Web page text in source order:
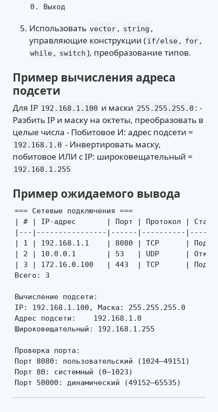
0. Выход
Использовать vector , string ,
управляющие конструкции (if/else , for ,
while , switch ), преобразование типов.
Пример вычисления адреса
подсети
Для IP 192.168.1.100 и маски 255.255.255.0 : -
Разбить IP и маску на октеты, преобразовать в
целые числа - Побитовое И: адрес подсети =
192.168.1.0 - Инвертировать маску,
побитовое ИЛИ с IP: широковещательный =
192.168.1.255
Пример ожидаемого вывода
=== Сетевые подключения ===
| # | IP-адрес       | Порт | Протокол |
|---|----------------|------|----------
| 1 | 192.168.1.1    | 8080 | TCP      |
| 2 | 10.0.0.1       | 53   | UDP      |
| 3 | 172.16.0.100   | 443  | TCP      |
Всего: 3
Вычисление подсети:
IP: 192.168.1.100, Маска: 255.255.255.0
Адрес подсети:    192.168.1.0
Широковещательный: 192.168.1.255
Проверка порта:
Порт 8080: пользовательский (1024–49151)
Порт 80: системный (0–1023)
Порт 50000: динамический (49152–65535)